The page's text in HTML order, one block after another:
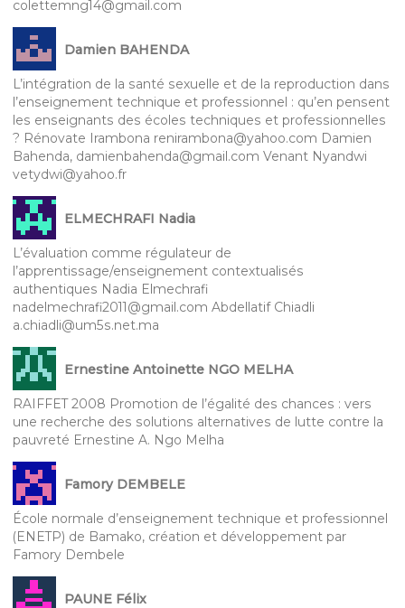
colettemng14@gmail.com
Damien BAHENDA
L’intégration de la santé sexuelle et de la reproduction dans
l’enseignement technique et professionnel : qu’en pensent
les enseignants des écoles techniques et professionnelles
? Rénovate Irambona renirambona@yahoo.com Damien
Bahenda, damienbahenda@gmail.com Venant Nyandwi
vetydwi@yahoo.fr
ELMECHRAFI Nadia
L’évaluation comme régulateur de
l’apprentissage/enseignement contextualisés
authentiques Nadia Elmechrafi
nadelmechrafi2011@gmail.com Abdellatif Chiadli
a.chiadli@um5s.net.ma
Ernestine Antoinette NGO MELHA
RAIFFET 2008 Promotion de l’égalité des chances : vers
une recherche des solutions alternatives de lutte contre la
pauvreté Ernestine A. Ngo Melha
Famory DEMBELE
École normale d’enseignement technique et professionnel
(ENETP) de Bamako, création et développement par
Famory Dembele
PAUNE Félix